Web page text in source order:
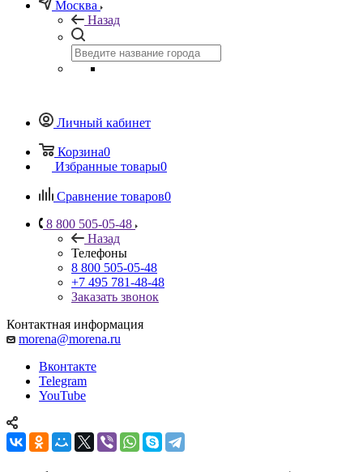
Москва
Назад
Личный кабинет
Корзина0
Избранные товары0
Сравнение товаров0
8 800 505-05-48
Назад
Телефоны
8 800 505-05-48
+7 495 781-48-48
Заказать звонок
Контактная информация
morena@morena.ru
Вконтакте
Telegram
YouTube